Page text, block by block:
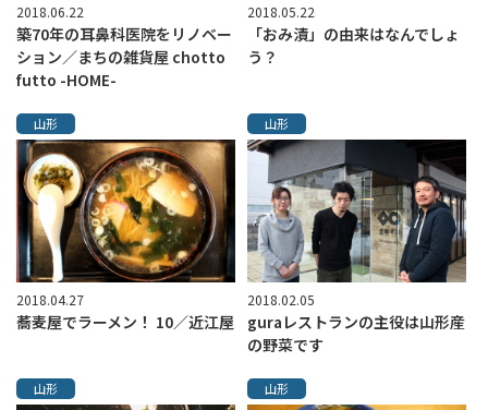
2018.06.22
築70年の耳鼻科医院をリノベー
ション／まちの雑貨屋 chotto
futto -HOME-
2018.05.22
「おみ漬」の由来はなんでしょ
う？
山形
2018.04.27
蕎麦屋でラーメン！ 10／近江屋
山形
2018.02.05
guraレストランの主役は山形産
の野菜です
山形 山形